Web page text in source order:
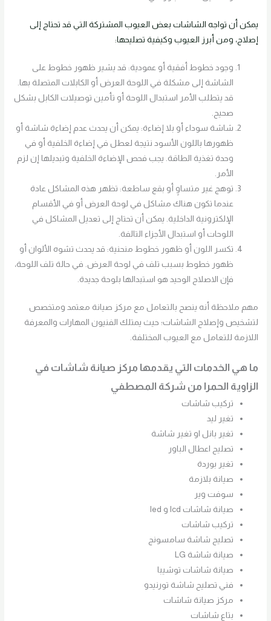
يمكن أن تواجه الشاشات بعض العيوب المشتركة التي قد تحتاج إلى
إصلاح، ومن أبرز العيوب وكيفية تصليحها:
وجود خطوط أفقية أو عمودية: قد يشير ظهور خطوط على
الشاشة إلى مشكلة في اللوحة العرض أو الكابلات المتصلة بها.
قد يتطلب الأمر استبدال اللوحة أو تأمين توصيلات الكابل بشكل
صحيح.
شاشة سوداء أو بلا إضاءة: يمكن أن يحدث عدم إضاءة شاشة أو
ظهورها باللون الأسود نتيجة لعطل في إضاءة الخلفية أو في
وحدة تغذية الطاقة. يجب فحص الإضاءة الخلفية وتبديلها إن لزم
الأمر.
توهج غير متساوٍ أو بقع ساطعة: تظهر هذه المشاكل عادة
عندما تكون هناك مشاكل في لوحة العرض أو في الأقسام
الإلكترونية الداخلية. يمكن أن تحتاج إلى تعديل المشاكل في
اللوحات أو استبدال الأجزاء التالفة.
تكسر اللون أو ظهور خطوط منحنية: قد يحدث تشوه الألوان أو
ظهور خطوط بسبب تلف في لوحة العرض. في حالة تلف اللوحة،
فإن الاصلاح الوحيد هو استبدالها بلوحة جديدة.
مهم ملاحظة أنه ينصح بالتعامل مع مركز صيانة معتمد ومتخصص
لتشخيص وإصلاح الشاشات؛ حيث يمتلك الفنيون المهارات والمعرفة
اللازمة للتعامل مع العيوب المختلفة.
ما هي الخدمات التي يقدمها مركز صيانة شاشات في
الزاوية الحمرا من شركة المصطفي
تركيب شاشات
تغير ليد
تغير بانل او تغير شاشة
تصليح اعطال الباور
تغير بوردة
صيانة بلازمة
سوفت وير
صيانة شاشات lcd و led
تركيب شاشات
تصليح شاشة سامسونج
صيانة شاشة LG
صيانة شاشات توشيبا
فني تصليح شاشة تورنيدو
مركز صيانة شاشات
بتاع شاشات